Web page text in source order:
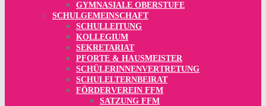
GYMNASIALE OBERSTUFE
SCHULGEMEINSCHAFT
SCHULLEITUNG
KOLLEGIUM
SEKRETARIAT
PFORTE & HAUSMEISTER
SCHÜLERINNENVERTRETUNG
SCHULELTERNBEIRAT
FÖRDERVEREIN FFM
SATZUNG FFM